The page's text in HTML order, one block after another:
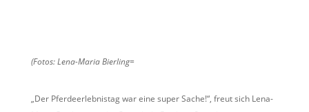
(Fotos: Lena-Maria Bierling=
„Der Pferdeerlebnistag war eine super Sache!“, freut sich Lena-